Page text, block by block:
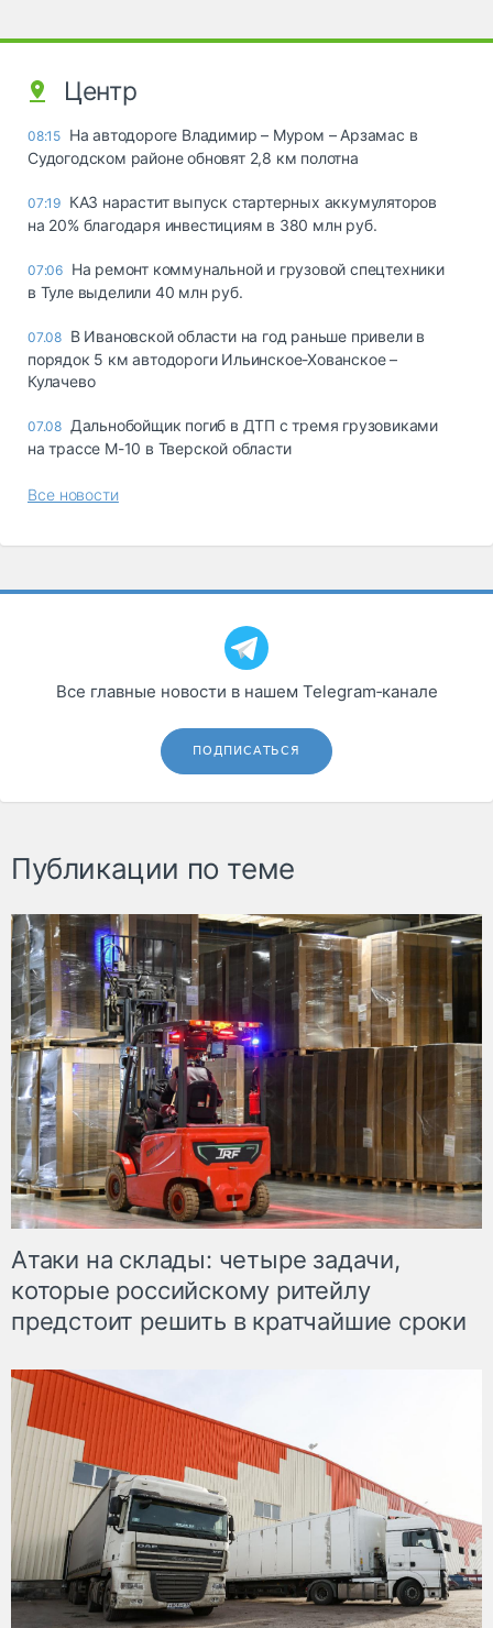
Центр
08:15 На автодороге Владимир – Муром – Арзамас в
Судогодском районе обновят 2,8 км полотна
07:19 КАЗ нарастит выпуск стартерных аккумуляторов
на 20% благодаря инвестициям в 380 млн руб.
07:06 На ремонт коммунальной и грузовой спецтехники
в Туле выделили 40 млн руб.
07.08 В Ивановской области на год раньше привели в
порядок 5 км автодороги Ильинское-Хованское –
Кулачево
07.08 Дальнобойщик погиб в ДТП с тремя грузовиками
на трассе М-10 в Тверской области
Все новости
Все главные новости в нашем Telegram‑канале
ПОДПИСАТЬСЯ
Публикации по теме
Атаки на склады: четыре задачи,
которые российскому ритейлу
предстоит решить в кратчайшие сроки